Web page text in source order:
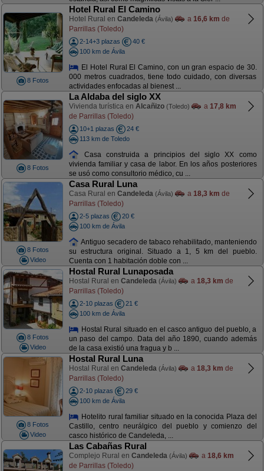
8 Fotos
Hotel Rural El Camino
Hotel Rural en Candeleda (Ávila) a 16,6 km de
Parrillas (Toledo)
2-14+3 plazas
40 €
100 km de Ávila
El Hotel Rural El Camino, con un gran espacio de 30.
000 metros cuadrados, tiene todo cuidado, con diversas
actividades enfocadas al bienest ...
8 Fotos
La Aldaba del siglo XX
Vivienda turística en Alcañizo (Toledo) a 17,8 km
de Parrillas (Toledo)
10+1 plazas
24 €
113 km de Toledo
Casa construida a principios del siglo XX como
vivienda familiar y casa de labor. En los años posteriores
se usó como consultorio médico, cu ...
8 Fotos
Video
Casa Rural Luna
Casa Rural en Candeleda (Ávila) a 18,3 km de
Parrillas (Toledo)
2-5 plazas
20 €
100 km de Ávila
Antiguo secadero de tabaco rehabilitado, manteniendo
su estructura original. Situado a 1, 5 km del pueblo.
Cuenta con 1 habitación doble con ...
8 Fotos
Video
Hostal Rural Lunaposada
Hostal Rural en Candeleda (Ávila) a 18,3 km de
Parrillas (Toledo)
2-10 plazas
21 €
100 km de Ávila
Hostal Rural situado en el casco antiguo del pueblo, a
un paso del campo. Data del año 1890, cuando además
de la casa existió una fragua y b ...
8 Fotos
Video
Hostal Rural Luna
Hostal Rural en Candeleda (Ávila) a 18,3 km de
Parrillas (Toledo)
2-10 plazas
29 €
100 km de Ávila
Hotelito rural familiar situado en la conocida Plaza del
Castillo, centro neurálgico del pueblo y comienzo del
casco histórico de Candeleda, ...
Las Cabañas Rural
Complejo Rural en Candeleda (Ávila) a 18,6 km
de Parrillas (Toledo)